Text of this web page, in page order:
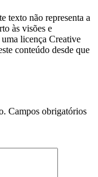
texto não representa a
às visões e
licença Creative
conteúdo desde que
Campos obrigatórios